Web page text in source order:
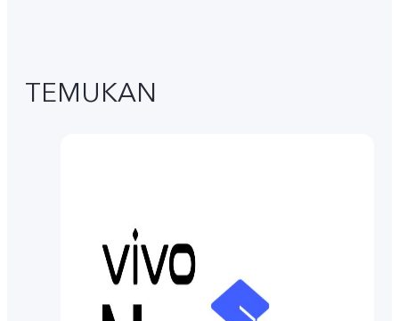
TEMUKAN